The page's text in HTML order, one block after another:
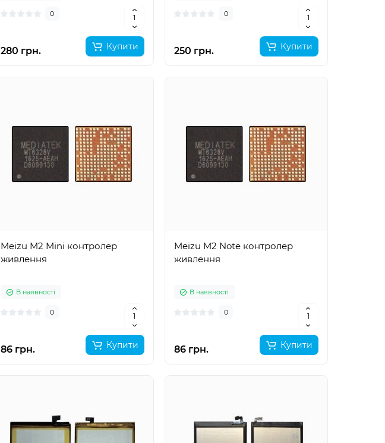
0
280 грн. Купити
0
250 грн. Купити
Meizu M2 Mini контролер
живлення
В наявності
0
86 грн. Купити
Meizu M2 Note контролер
живлення
В наявності
0
86 грн. Купити